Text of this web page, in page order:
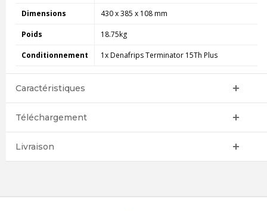
Dimensions 430 x 385 x 108 mm
Poids 18.75kg
Conditionnement 1x Denafrips Terminator 15Th Plus
Caractéristiques
Téléchargement
Livraison